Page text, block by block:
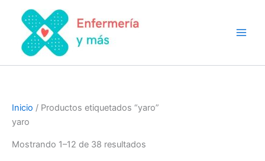
contenido
Inicio / Productos etiquetados “yaro”
yaro
Mostrando 1–12 de 38 resultados